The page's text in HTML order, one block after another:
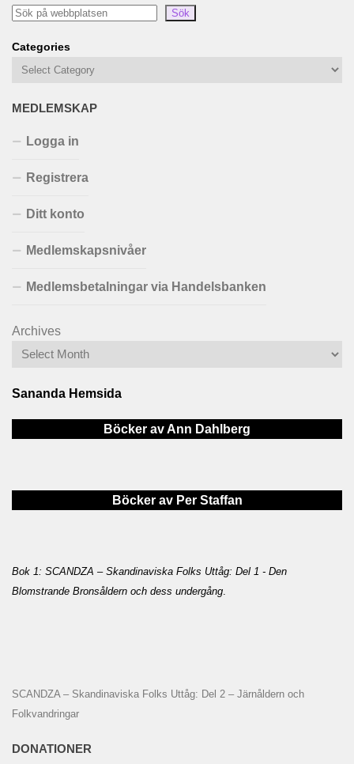
Sök
Categories
MEDLEMSKAP
Logga in
Registrera
Ditt konto
Medlemskapsnivåer
Medlemsbetalningar via Handelsbanken
Archives
Sananda Hemsida
Böcker av Ann Dahlberg
Böcker av Per Staffan
Bok 1: SCANDZA – Skandinaviska Folks Uttåg: Del 1 - Den
Blomstrande Bronsåldern och dess undergång.
SCANDZA – Skandinaviska Folks Uttåg: Del 2 – Järnåldern och
Folkvandringar
DONATIONER